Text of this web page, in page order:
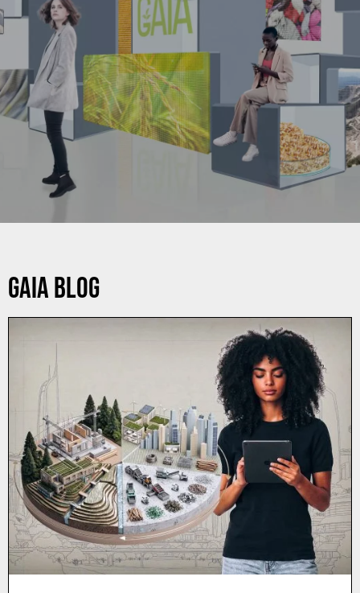
GAIA BLOG